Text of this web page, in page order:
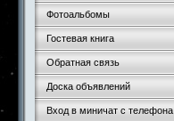
Фотоальбомы
Гостевая книга
Обратная связь
Доска объявлений
Вход в миничат с телефона